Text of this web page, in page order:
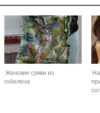
Женские сумки из
гобелена